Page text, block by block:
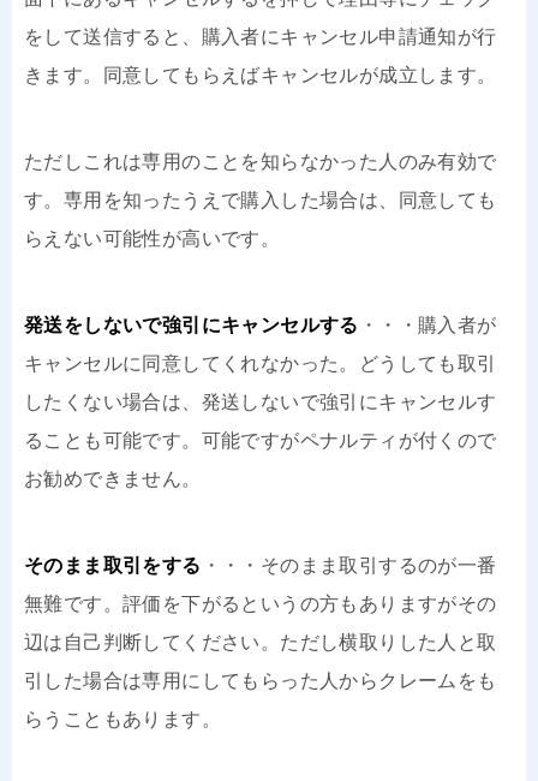
をして送信すると、購入者にキャンセル申請通知が行
きます。同意してもらえばキャンセルが成立します。
ただしこれは専用のことを知らなかった人のみ有効で
す。専用を知ったうえで購入した場合は、同意しても
らえない可能性が高いです。
発送をしないで強引にキャンセルする ・・・購入者が
キャンセルに同意してくれなかった。どうしても取引
したくない場合は、発送しないで強引にキャンセルす
ることも可能です。可能ですがペナルティが付くので
お勧めできません。
そのまま取引をする ・・・そのまま取引するのが一番
無難です。評価を下がるというの方もありますがその
辺は自己判断してください。ただし横取りした人と取
引した場合は専用にしてもらった人からクレームをも
らうこともあります。